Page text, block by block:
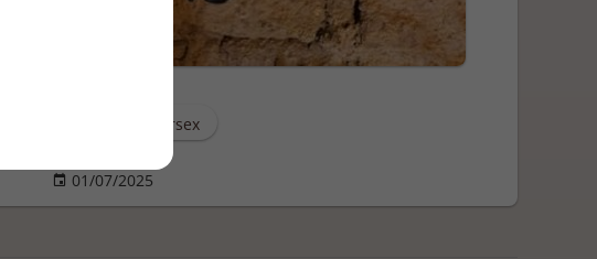
Ignoto Sersex
01/07/2025